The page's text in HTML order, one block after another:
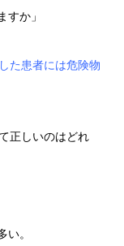
すか」
患者には危険物
正しいのはどれ
い。